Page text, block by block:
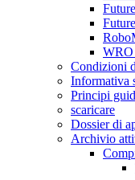
WRO
Condizioni
Informativa
Principi
scaricare
Dossier di
Archivio